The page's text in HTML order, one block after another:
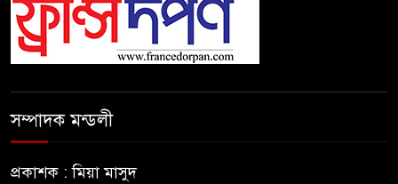
সম্পাদক মন্ডলী
প্রকাশক : মিয়া মাসুদ